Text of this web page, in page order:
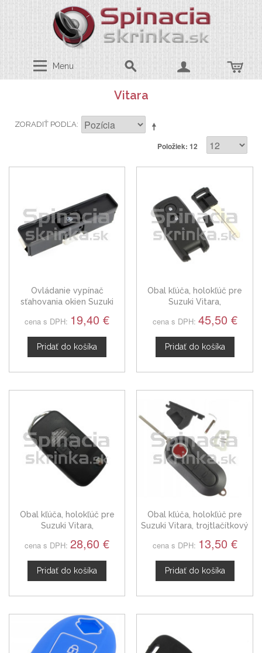
Menu
Vitara
ZORADIŤ PODĽA
Položiek: 12
Ovládanie vypínač
sťahovania okien Suzuki
cena s DPH: 19,40 €
Pridať do košíka
Obal kľúča, holokľúč pre
Suzuki Vitara,
cena s DPH: 45,50 €
Pridať do košíka
Obal kľúča, holokľúč pre
Suzuki Vitara,
cena s DPH: 28,60 €
Pridať do košíka
Obal kľúča, holokľúč pre
Suzuki Vitara, trojtlačítkový
cena s DPH: 13,50 €
Pridať do košíka